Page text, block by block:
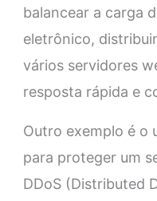
balancear a carga
eletrônico,
vários servidores
resposta rápida e
Outro exemplo é o
para proteger um
DDoS (Distributed